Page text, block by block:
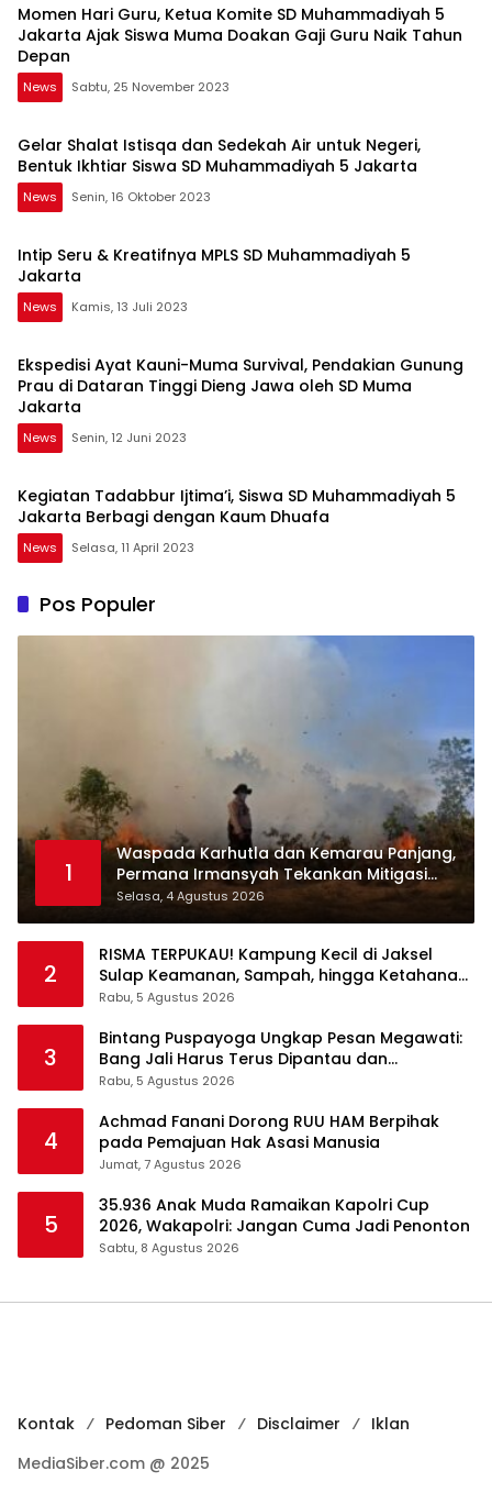
Momen Hari Guru, Ketua Komite SD Muhammadiyah 5
Jakarta Ajak Siswa Muma Doakan Gaji Guru Naik Tahun
Depan
News Sabtu, 25 November 2023
Gelar Shalat Istisqa dan Sedekah Air untuk Negeri,
Bentuk Ikhtiar Siswa SD Muhammadiyah 5 Jakarta
News Senin, 16 Oktober 2023
Intip Seru & Kreatifnya MPLS SD Muhammadiyah 5
Jakarta
News Kamis, 13 Juli 2023
Ekspedisi Ayat Kauni-Muma Survival, Pendakian Gunung
Prau di Dataran Tinggi Dieng Jawa oleh SD Muma
Jakarta
News Senin, 12 Juni 2023
Kegiatan Tadabbur Ijtima’i, Siswa SD Muhammadiyah 5
Jakarta Berbagi dengan Kaum Dhuafa
News Selasa, 11 April 2023
Pos Populer
1
Waspada Karhutla dan Kemarau Panjang,
Permana Irmansyah Tekankan Mitigasi
Berbasis Komunitas
Selasa, 4 Agustus 2026
2
RISMA TERPUKAU! Kampung Kecil di Jaksel
Sulap Keamanan, Sampah, hingga Ketahanan
Pangan Jadi Satu Sistem
Rabu, 5 Agustus 2026
3
Bintang Puspayoga Ungkap Pesan Megawati:
Bang Jali Harus Terus Dipantau dan
Dikembangkan
Rabu, 5 Agustus 2026
4
Achmad Fanani Dorong RUU HAM Berpihak
pada Pemajuan Hak Asasi Manusia
Jumat, 7 Agustus 2026
5
35.936 Anak Muda Ramaikan Kapolri Cup
2026, Wakapolri: Jangan Cuma Jadi Penonton
Sabtu, 8 Agustus 2026
Kontak Pedoman Siber Disclaimer
Iklan
MediaSiber.com @ 2025